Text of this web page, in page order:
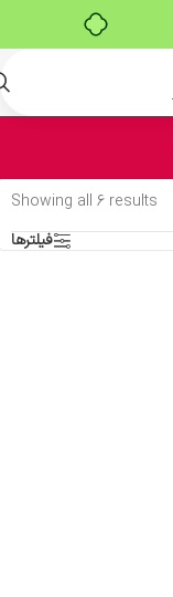
Showing all 6 results
فیلترها